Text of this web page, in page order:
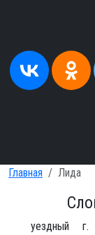
Главная Лида
уездный